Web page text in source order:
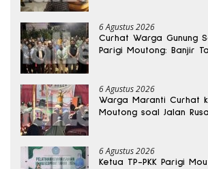
6 Agustus 2026
Curhat Warga Gunung
Parigi Moutong: Banjir
6 Agustus 2026
Warga Maranti Curhat
Moutong soal Jalan
6 Agustus 2026
Ketua TP-PKK Parigi